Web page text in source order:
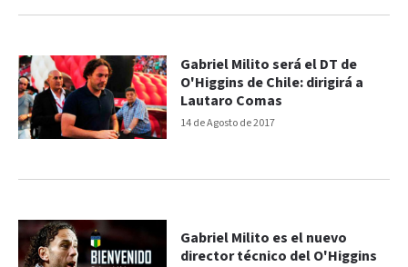
14 de Agosto de 2017
Gabriel Milito será el DT de
O'Higgins de Chile: dirigirá a
Lautaro Comas
Gabriel Milito es el nuevo
director técnico del O'Higgins